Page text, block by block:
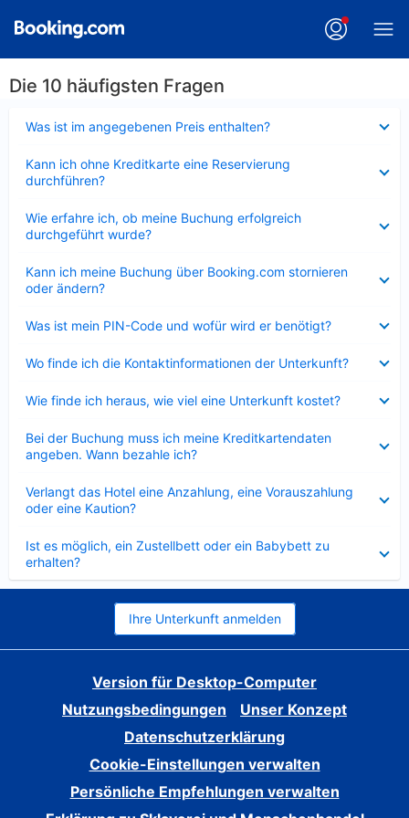
Die 10 häufigsten Fragen
Was ist im angegebenen Preis enthalten?
Kann ich ohne Kreditkarte eine Reservierung
durchführen?
Wie erfahre ich, ob meine Buchung erfolgreich
durchgeführt wurde?
Kann ich meine Buchung über Booking.com stornieren
oder ändern?
Was ist mein PIN-Code und wofür wird er benötigt?
Wo finde ich die Kontaktinformationen der Unterkunft?
Wie finde ich heraus, wie viel eine Unterkunft kostet?
Bei der Buchung muss ich meine Kreditkartendaten
angeben. Wann bezahle ich?
Verlangt das Hotel eine Anzahlung, eine Vorauszahlung
oder eine Kaution?
Ist es möglich, ein Zustellbett oder ein Babybett zu
erhalten?
Ihre Unterkunft anmelden
Version für Desktop-Computer
Nutzungsbedingungen
Unser Konzept
Datenschutzerklärung
Cookie-Einstellungen verwalten
Persönliche Empfehlungen verwalten